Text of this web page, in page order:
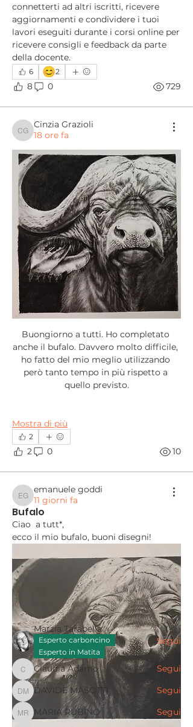
connetterti ad altri iscritti, ricevere
aggiornamenti e condividere i tuoi
lavori eseguiti durante i corsi online per
ricevere consigli e feedback da parte
della docente.
6 😊2
8 0 729
Cinzia Grazioli
Cinzia Grazioli
18 ore fa
Buongiorno a tutti. Ho completato
anche il bufalo. Davvero molto difficile,
ho fatto del mio meglio utilizzando
però tanto tempo in più rispetto a
quello previsto.
Mostra di più
2
2 0 10
emanuele goddi
emanuele goddi
11 giorni fa
Bufalo
Ciao  a tutt*,
ecco il mio bufalo, buoni disegni!
Info
Benvenuto/a nel gruppo! Puoi
connetterti ad altri iscritti,...
Continua a Leggere
Membri
Marzia Tarabella
Esperto carboncino
Esperto in Matita
Segui
Claudia Adamo
Claudia Adamo Segui
DAVIDE MASOTTI
DAVIDE MASOTTI Segui
MARIA RUBINO
MARIA RUBINO Segui